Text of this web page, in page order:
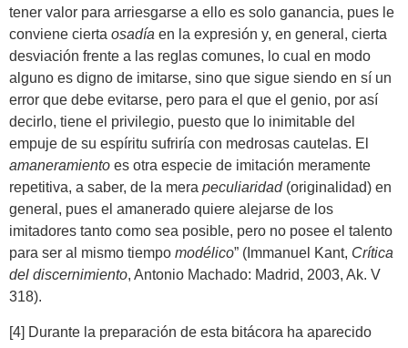
tener valor para arriesgarse a ello es solo ganancia, pues le
conviene cierta osadía en la expresión y, en general, cierta
desviación frente a las reglas comunes, lo cual en modo
alguno es digno de imitarse, sino que sigue siendo en sí un
error que debe evitarse, pero para el que el genio, por así
decirlo, tiene el privilegio, puesto que lo inimitable del
empuje de su espíritu sufriría con medrosas cautelas. El
amaneramiento es otra especie de imitación meramente
repetitiva, a saber, de la mera peculiaridad(originalidad) en
general, pues el amanerado quiere alejarse de los
imitadores tanto como sea posible, pero no posee el talento
para ser al mismo tiempo modélico” (Immanuel Kant, Crítica
del discernimiento, Antonio Machado: Madrid, 2003, Ak. V
318).
[4] Durante la preparación de esta bitácora ha aparecido